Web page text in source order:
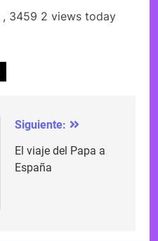
, 3459 2 views today
Siguiente:
El viaje del Papa a
España